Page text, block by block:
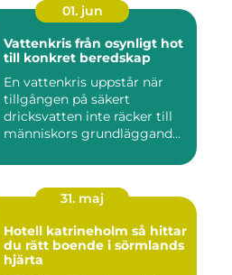
01. jun
Vattenkris från osynligt hot
till konkret beredskap
En vattenkris uppstår när
tillgången på säkert
dricksvatten inte räcker till
människors grundläggand...
31. maj
Hotell katrineholm så hittar
du rätt boende i sörmlands
hjärta